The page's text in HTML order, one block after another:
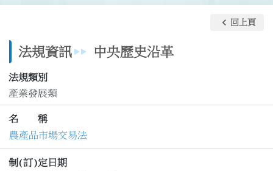
法規資訊 中央歷史沿革
keyboard_arrow_left 回上頁
法規類別
產業發展類
名 稱
農產品市場交易法
制(訂)定日期